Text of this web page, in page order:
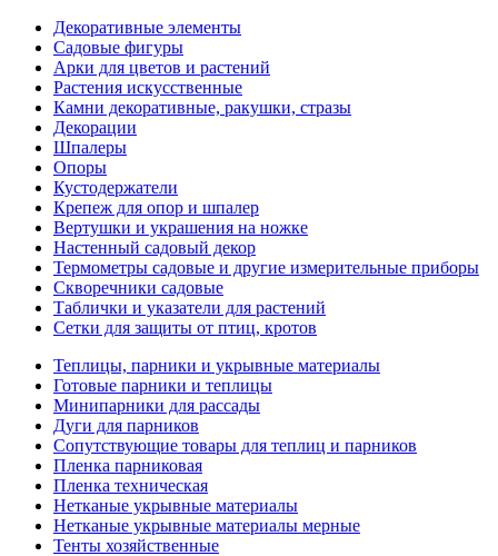
Декоративные элементы
Садовые фигуры
Арки для цветов и растений
Растения искусственные
Камни декоративные, ракушки, стразы
Декорации
Шпалеры
Опоры
Кустодержатели
Крепеж для опор и шпалер
Вертушки и украшения на ножке
Настенный садовый декор
Термометры садовые и другие измерительные приборы
Скворечники садовые
Таблички и указатели для растений
Сетки для защиты от птиц, кротов
Теплицы, парники и укрывные материалы
Готовые парники и теплицы
Минипарники для рассады
Дуги для парников
Сопутствующие товары для теплиц и парников
Пленка парниковая
Пленка техническая
Нетканые укрывные материалы
Нетканые укрывные материалы мерные
Тенты хозяйственные